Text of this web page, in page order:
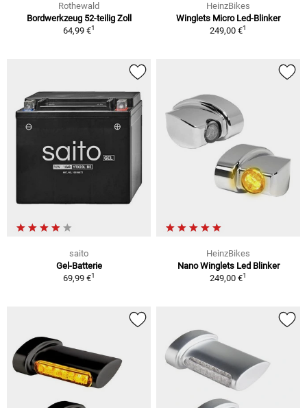
Rothewald
Bordwerkzeug 52-teilig Zoll
64,99 €1
HeinzBikes
Winglets Micro Led-Blinker
249,00 €1
saito
Gel-Batterie
69,99 €1
HeinzBikes
Nano Winglets Led Blinker
249,00 €1